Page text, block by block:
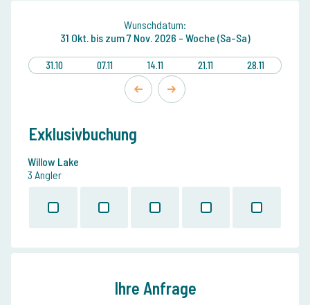
Wunschdatum:
31 Okt. bis zum7 Nov. 2026 - Woche (Sa-Sa)
31.10 07.11 14.11 21.11 28.11
Exklusivbuchung
Willow Lake
3 Angler
Ihre Anfrage